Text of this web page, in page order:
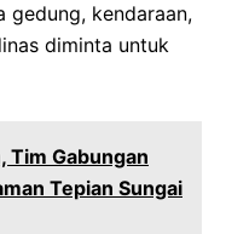
gedung, kendaraan,
diminta untuk
Tim Gabungan
Tepian Sungai